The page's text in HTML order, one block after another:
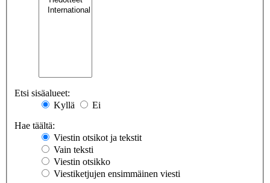
Etsi sisäalueet:
Kyllä
Ei
Hae täältä:
Viestin otsikot ja tekstit
Vain teksti
Viestin otsikko
Viestiketjujen ensimmäinen viesti